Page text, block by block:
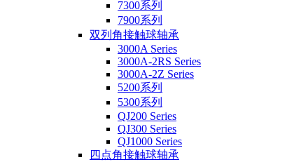
7300系列
7900系列
双列角接触球轴承
3000A Series
3000A-2RS Series
3000A-2Z Series
5200系列
5300系列
QJ200 Series
QJ300 Series
QJ1000 Series
四点角接触球轴承